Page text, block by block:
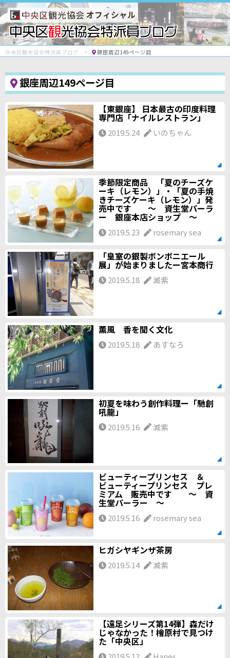
オフィシャル
中央区観光協会特派員ブログ 銀座周辺149ページ目
銀座周辺149ページ目
【東銀座】 日本最古の印度料理
専門店「ナイルレストラン」
2019.5.24 いのちゃん
季節限定商品 「夏のチーズケ
ーキ（レモン）」・「夏の手焼
きチーズケーキ（レモン）」発
売中です ～ 資生堂パーラ
ー 銀座本店ショップ ～
2019.5.23 rosemary sea
「皇室の銀製ボンボニエール
展」が始まりましたー宮本商行
2019.5.18 滅紫
薫風 香を聞く文化
2019.5.18 あすなろ
初夏を味わう創作料理ー「馳創
吼龍」
2019.5.16 滅紫
ビューティープリンセス ＆
ビューティープリンセス プレ
ミアム 販売中です ～ 資
生堂パーラー ～
2019.5.16 rosemary sea
ヒガシヤギンザ茶房
2019.5.14 滅紫
【遠足シリーズ第14弾】森だけ
じゃなかった！檜原村で見つけ
た「中央区」